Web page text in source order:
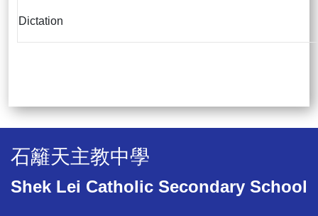
Dictation
石籬天主教中學
Shek Lei Catholic Secondary School